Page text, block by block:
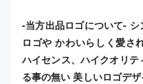
-当方出品ロゴについて-
ロゴや かわいらしく愛さ
ハイセンス、ハイクオリ
る事の無い 美しいロゴデ